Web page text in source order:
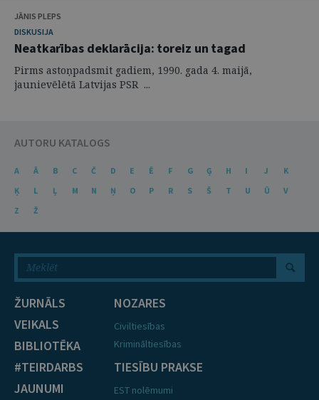
JĀNIS PLEPS
DISKUSIJA
Neatkarības deklarācija: toreiz un tagad
Pirms astoņpadsmit gadiem, 1990. gada 4. maijā,
jaunievēlētā Latvijas PSR ...
AUTORU KATALOGS
A Ā B C Č D E Ē F G Ģ H I J
K
Ķ
L Ļ M N Ņ O P R S Š T U Ū
V
Z
Ž
ŽURNĀLS
VEIKALS
BIBLIOTĒKA
#TEIRDARBS
JAUNUMI
NOZARES
Civiltiesības
Krimināltiesības
TIESĪBU PRAKSE
EST nolēmumi